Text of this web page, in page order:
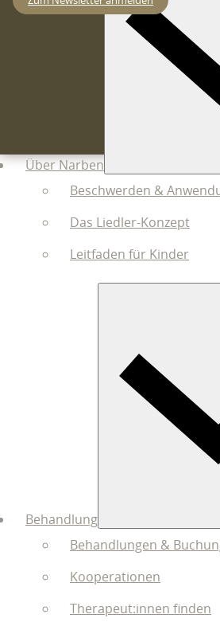
Über Narben
Beschwerden &
Das Liedler-Konzept
Leitfaden für Kinder
Behandlung
Behandlungen &
Kooperationen
Therapeut:innen finden